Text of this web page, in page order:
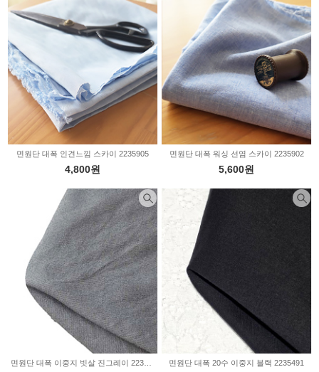
면원단 대폭 인견느낌 스카이 2235905
4,800원
면원단 대폭 워싱 선염 스카이 2235902
5,600원
면원단 대폭 이중지 빗살 진그레이 2235661 면원단 대폭 20수 이중지 블랙 2235491